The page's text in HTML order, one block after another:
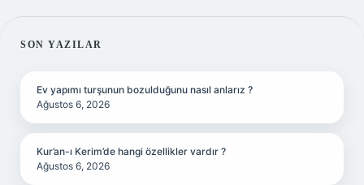
SIDEBAR
SON YAZILAR
Ev yapımı turşunun bozulduğunu nasıl anlarız ?
Ağustos 6, 2026
Kur’an-ı Kerim’de hangi özellikler vardır ?
Ağustos 6, 2026